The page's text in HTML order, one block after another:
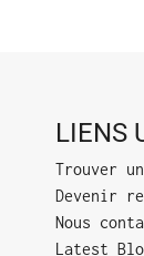
LIENS
Trouver
Devenir
Nous
Latest